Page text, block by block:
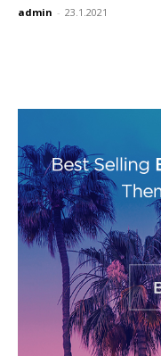
admin - 23.1.2021